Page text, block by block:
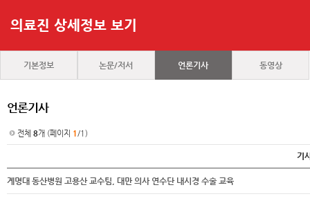
의료진 상세정보 보기
기본정보 논문/저서 언론기사 동영상
언론기사
전체 8개 (페이지 1/1)
기
계명대 동산병원 고용산 교수팀, 대만 의사 연수단 내시경 수술 교육